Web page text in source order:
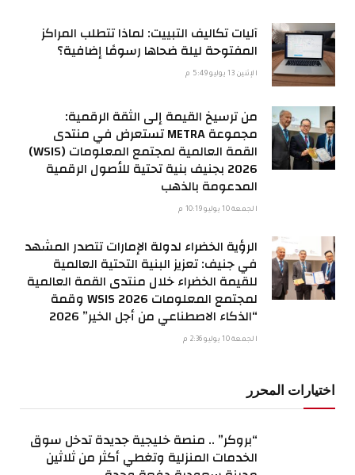
آليات تكاليف التبييت: لماذا تتطلب المراكز
المفتوحة ليلة ضحاها رسومًا إضافية؟
الإثنين 13 يوليو 5:49 م
من ترسيخ القيمة إلى الثقة الرقمية:
مجموعة METRA تستعرض في منتدى
القمة العالمية لمجتمع المعلومات (WSIS)
2026 بجنيف بنية تحتية للأصول الرقمية
المدعومة بالذهب
الجمعة 10 يوليو 10:19 م
الرؤية الخضراء لدولة الإمارات تتصدر المشهد
في جنيف: تعزيز البنية التحتية العالمية
للقيمة الخضراء خلال منتدى القمة العالمية
لمجتمع المعلومات WSIS 2026 وقمة
“الذكاء الاصطناعي من أجل الخير” 2026
الجمعة 10 يوليو 2:36 م
اختيارات المحرر
“بروكر” .. منصة خليجية جديدة تدخل سوق
الخدمات المنزلية وتغطي أكثر من ثلاثين